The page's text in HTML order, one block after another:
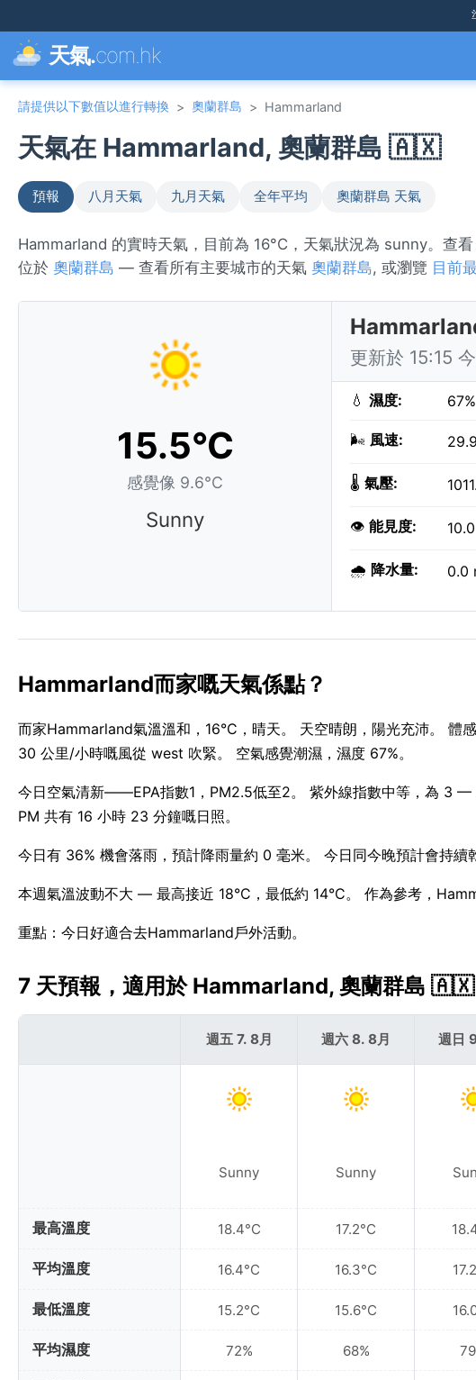
天氣.com.hk
請提供以下數值以進行轉換 > 奧蘭群島 > Hammarland
天氣在 Hammarland, 奧蘭群島 🇦🇽
預報 八月天氣 九月天氣 全年平均 奧蘭群島 天氣
Hammarland 的實時天氣，目前為 16°C，天氣狀況為 sunny。查
位於 奧蘭群島 — 查看所有主要城市的天氣 奧蘭群島, 或瀏覽 目前
15.5°C
感覺像 9.6°C
Sunny
更新於 15:15
💧 濕度: 67%
🌬️ 風速:
🌡️ 氣壓:
👁️ 能見度:
🌧️ 降水量: 0.0
Hammarland而家嘅天氣係點？
而家Hammarland氣溫溫和，16°C，晴天。 天空晴朗，陽光充沛。
30 公里/小時嘅風從 west 吹緊。 空氣感覺潮濕，濕度 67%。
今日空氣清新——EPA指數1，PM2.5低至2。 紫外線指數中等，為 3
PM 共有 16 小時 23 分鐘嘅日照。
今日有 36% 機會落雨，預計降雨量約 0 毫米。 今日同今晚預計會持續
本週氣溫波動不大 — 最高接近 18°C，最低約 14°C。 作為參考，
重點：今日好適合去Hammarland戶外活動。
7 天預報，適用於 Hammarland, 奧蘭群島 🇦🇽
最高溫度
平均溫度
最低溫度
平均濕度
週五 7. 8月
Sunny
18.4°C
16.4°C
15.2°C
72%
週六 8. 8月
Sunny
17.2°C
16.3°C
15.6°C
68%
週日